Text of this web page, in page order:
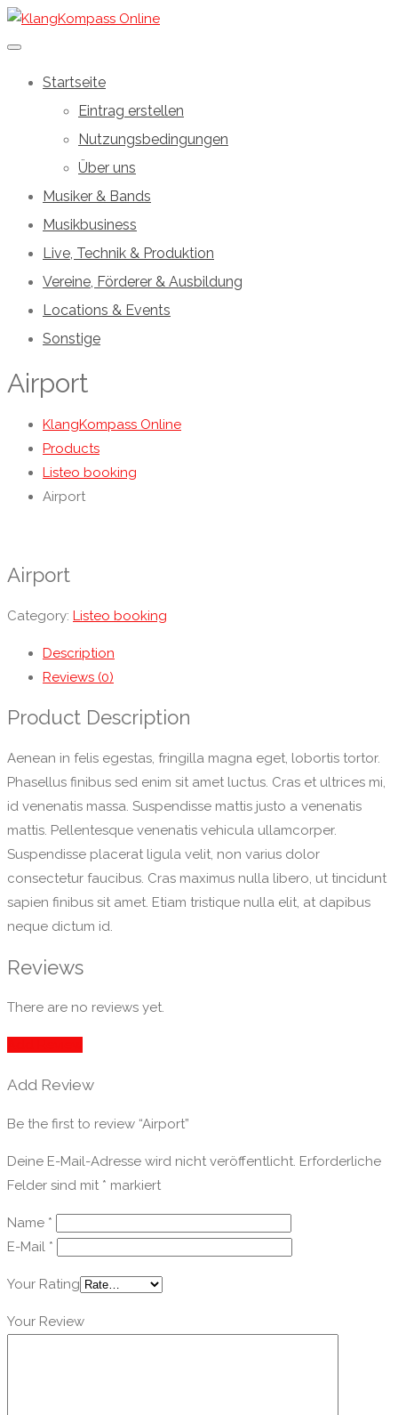
Startseite
Eintrag erstellen
Nutzungsbedingungen
Über uns
Musiker & Bands
Musikbusiness
Live, Technik & Produktion
Vereine, Förderer & Ausbildung
Locations & Events
Sonstige
Airport
KlangKompass Online
Products
Listeo booking
Airport
Airport
Category: Listeo booking
Description
Reviews (0)
Product Description
Aenean in felis egestas, fringilla magna eget, lobortis tortor.
Phasellus finibus sed enim sit amet luctus. Cras et ultrices mi,
id venenatis massa. Suspendisse mattis justo a venenatis
mattis. Pellentesque venenatis vehicula ullamcorper.
Suspendisse placerat ligula velit, non varius dolor
consectetur faucibus. Cras maximus nulla libero, ut tincidunt
sapien finibus sit amet. Etiam tristique nulla elit, at dapibus
neque dictum id.
Reviews
There are no reviews yet.
Add Review
Be the first to review “Airport”
Deine E-Mail-Adresse wird nicht veröffentlicht. Erforderliche
Felder sind mit * markiert
Name *
E-Mail *
Your Rating
Your Review